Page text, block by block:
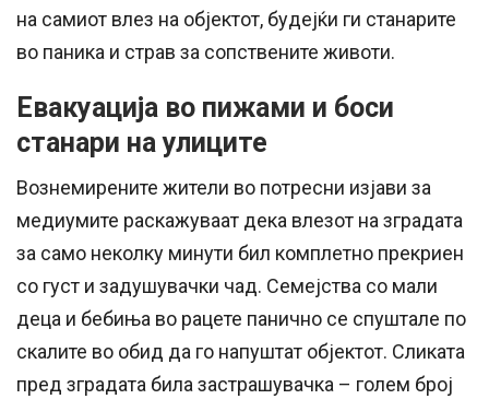
на самиот влез на објектот, будејќи ги станарите
во паника и страв за сопствените животи.
Евакуација во пижами и боси
станари на улиците
Вознемирените жители во потресни изјави за
медиумите раскажуваат дека влезот на зградата
за само неколку минути бил комплетно прекриен
со густ и задушувачки чад. Семејства со мали
деца и бебиња во рацете панично се спуштале по
скалите во обид да го напуштат објектот. Сликата
пред зградата била застрашувачка – голем број